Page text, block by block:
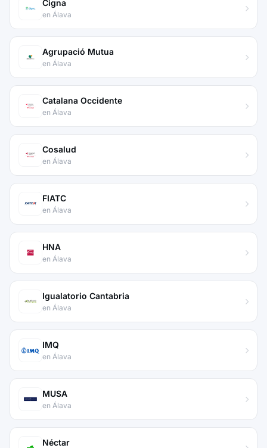
Cigna
en Álava
Agrupació Mutua
en Álava
Catalana Occidente
en Álava
Cosalud
en Álava
FIATC
en Álava
HNA
en Álava
Igualatorio Cantabria
en Álava
IMQ
en Álava
MUSA
en Álava
Néctar